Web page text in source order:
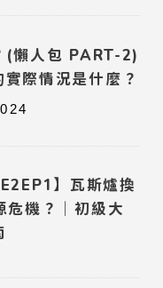
(懶人包 PART-2)
際情況是什麼？
】瓦斯爐換
危機？｜初級大